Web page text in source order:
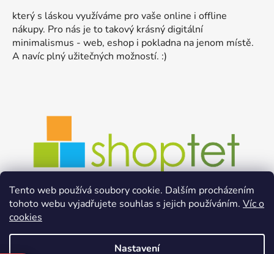
Tento web používá soubory cookie. Dalším procházením
tohoto webu vyjadřujete souhlas s jejich používáním. Víc o
cookies
Nastavení
který s láskou využíváme pro vaše online i offline
nákupy. Pro nás je to takový krásný digitální
minimalismus - web, eshop i pokladna na jenom místě.
A navíc plný užitečných možností. :)